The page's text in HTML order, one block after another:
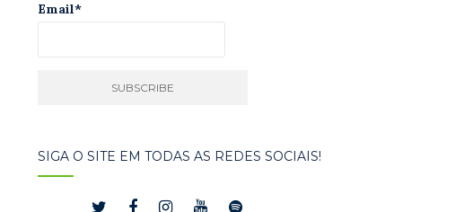
Email*
SIGA O SITE EM TODAS AS REDES SOCIAIS!